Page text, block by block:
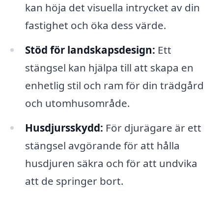
kan höja det visuella intrycket av din
fastighet och öka dess värde.
Stöd för landskapsdesign: Ett
stängsel kan hjälpa till att skapa en
enhetlig stil och ram för din trädgård
och utomhusområde.
Husdjursskydd: För djurägare är ett
stängsel avgörande för att hålla
husdjuren säkra och för att undvika
att de springer bort.